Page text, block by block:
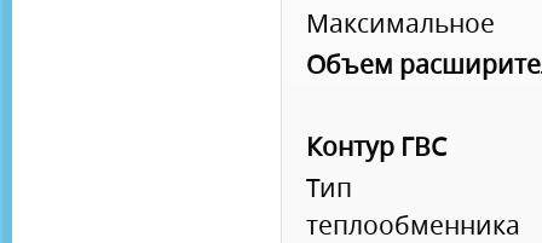
Максимальное
Объем
Контур ГВС
Тип
теплообменника